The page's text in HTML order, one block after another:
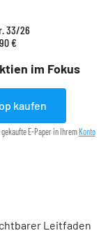
im Fokus
33/26
€
kaufen
gekaufte E-Paper in Ihrem Konto
Leitfaden